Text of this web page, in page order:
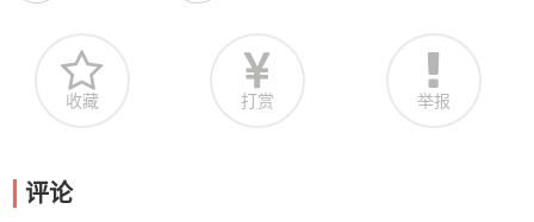
收藏 打赏 举报
评论